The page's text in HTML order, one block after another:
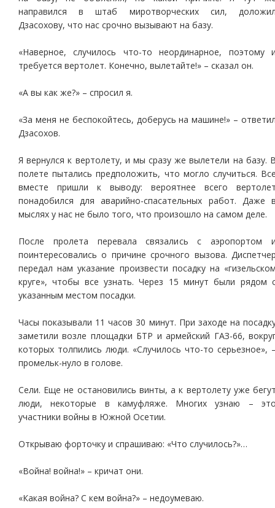
направился в штаб миротворческих сил,
Дзасохову, что нас срочно вызывают на базу.
«Наверное, случилось что-то неординарное, поэтому
требуется вертолет. Конечно, вылетайте!» – сказал он.
«А вы как же?» – спросил я.
«За меня не беспокойтесь, доберусь на машине!» –
Дзасохов.
Я вернулся к вертолету, и мы сразу же вылетели на базу.
полете пытались предположить, что могло случиться.
вместе пришли к выводу: вероятнее всего
понадобился для аварийно-спасательных работ. Даже
мыслях у нас не было того, что произошло на самом деле.
После пролета перевала связались с аэропортом
поинтересовались о причине срочного вызова.
передал нам указание произвести посадку на
круге», чтобы все узнать. Через 15 минут были рядом
указанным местом посадки.
Часы показывали 11 часов 30 минут. При заходе на
заметили возле площадки БТР и армейский ГАЗ-66,
которых толпились люди. «Случилось что-то серьезное»,
промельк-нуло в голове.
Сели. Еще не остановились винты, а к вертолету уже
люди, некоторые в камуфляже. Многих узнаю –
участники войны в Южной Осетии.
Открываю форточку и спрашиваю: «Что случилось?»…
«Война! война!» – кричат они.
«Какая война? С кем война?» – недоумеваю.